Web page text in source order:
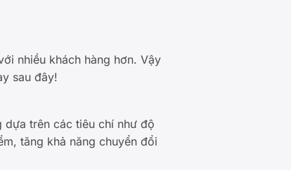
nhiều khách hàng hơn. Vậy
sau đây!
dựa trên các tiêu chí như độ
tăng khả năng chuyển đổi